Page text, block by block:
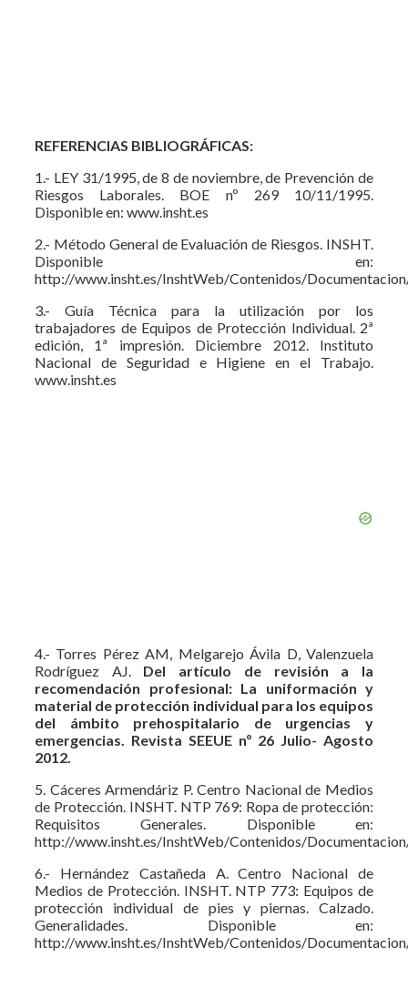
REFERENCIAS BIBLIOGRÁFICAS:
1.- LEY 31/1995, de 8 de noviembre, de Prevención de
Riesgos Laborales. BOE nº 269 10/11/1995.
Disponible en: www.insht.es
2.- Método General de Evaluación de Riesgos. INSHT.
Disponible en:
http://www.insht.es/InshtWeb/Contenidos/
3.- Guía Técnica para la utilización por los
trabajadores de Equipos de Protección Individual. 2ª
edición, 1ª impresión. Diciembre 2012. Instituto
Nacional de Seguridad e Higiene en el Trabajo.
www.insht.es
4.- Torres Pérez AM, Melgarejo Ávila D, Valenzuela
Rodríguez AJ. Del artículo de revisión a la
recomendación profesional: La uniformación y
material de protección individual para los equipos
del ámbito prehospitalario de urgencias y
emergencias. Revista SEEUE nº 26 Julio- Agosto
2012.
5. Cáceres Armendáriz P. Centro Nacional de Medios
de Protección. INSHT. NTP 769: Ropa de protección:
Requisitos Generales. Disponible en:
http://www.insht.es/InshtWeb/Contenidos/
6.- Hernández Castañeda A. Centro Nacional de
Medios de Protección. INSHT. NTP 773: Equipos de
protección individual de pies y piernas. Calzado.
Generalidades. Disponible en:
http://www.insht.es/InshtWeb/Contenidos/